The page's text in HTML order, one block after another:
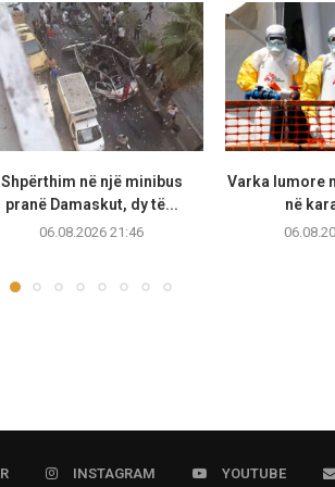
Shpërthim në një minibus
pranë Damaskut, dy të...
06.08.2026 21:46
Varka lumore
në
INSTAGRAM YOUTUBE